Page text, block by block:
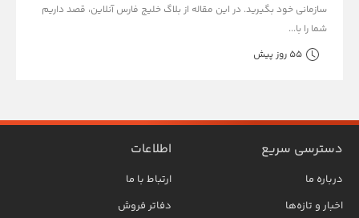
سازمانی خود بگیرید. در این مقاله از بلاگ خلیج فارس آنلاین، قصد داریم
شما را با...
55 روز پیش
دسترسی سریع
درباره ما
اخبار و تازه‌ها
اطلاعات
ارتباط با ما
دفاتر فروش